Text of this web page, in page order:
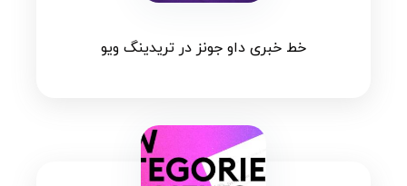
خط خبری داو جونز در تریدینگ ویو